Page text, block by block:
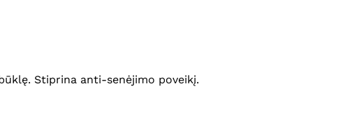
Stiprina anti-senėjimo poveikį.